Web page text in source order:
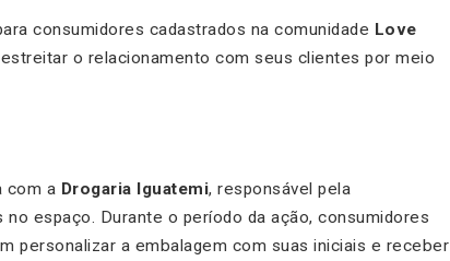
consumidores cadastrados na comunidade Love
o relacionamento com seus clientes por meio
com a Drogaria Iguatemi, responsável pela
espaço. Durante o período da ação, consumidores
personalizar a embalagem com suas iniciais e receber